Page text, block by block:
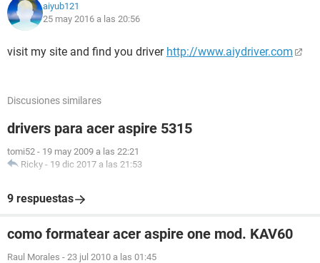
aiyub121
25 may 2016 a las 20:56
visit my site and find you driver http://www.aiydriver.com
Discusiones similares
drivers para acer aspire 5315
tomi52 - 19 may 2009 a las 22:21
Ricky - 19 dic 2017 a las 21:53
9 respuestas
como formatear acer aspire one mod. KAV60
Raul Morales - 23 jul 2010 a las 01:45